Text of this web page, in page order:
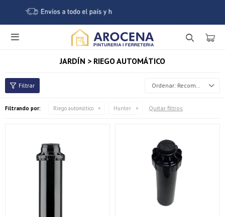

JARDÍN > RIEGO AUTOMÁTICO
Recomendados
Filtrando por: Riego automático Hunter Quitar filtros